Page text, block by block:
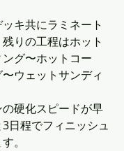
キ共にラミネート
りの工程はホット
グ〜ホットコー
ウェットサンディ
硬化スピードが早
日程でフィニッシュ
。